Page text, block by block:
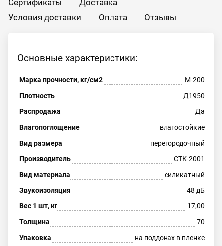
Сертификаты
Доставка
Условия доставки
Оплата Отзывы
Основные характеристики:
Марка прочности, кг/см2
М-200
Плотность
Д1950
Распродажа
Да
Влагопоглощение
влагостойкие
Вид размера
перегородочный
Производитель
СТК-2001
Вид материала
силикатный
Звукоизоляция
48 дБ
Вес 1 шт, кг
17,00
Толщина
70
Упаковка
на поддонах в пленке